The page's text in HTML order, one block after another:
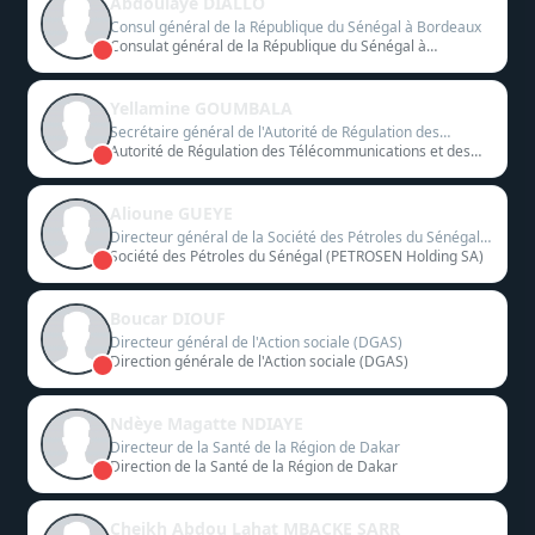
Consul général de la République du Sénégal à Bordeaux
Consulat général de la République du Sénégal à
Yellamine GOUMBALA
Secrétaire général de l'Autorité de Régulation des
Télécommunications et des Postes (ARTP)
Autorité de Régulation des Télécommunications et des
Alioune GUEYE
Directeur général de la Société des Pétroles du Sénégal
(PETROSEN Holding SA)
Société des Pétroles du Sénégal (PETROSEN Holding SA)
Boucar DIOUF
Directeur général de l'Action sociale (DGAS)
Direction générale de l'Action sociale (DGAS)
Ndèye Magatte NDIAYE
Directeur de la Santé de la Région de Dakar
Direction de la Santé de la Région de Dakar
Cheikh Abdou Lahat MBACKE SARR